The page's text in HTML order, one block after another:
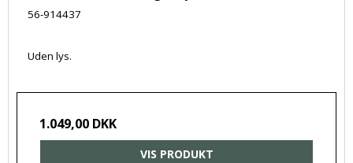
56-914437
Uden lys.
1.049,00 DKK
VIS PRODUKT